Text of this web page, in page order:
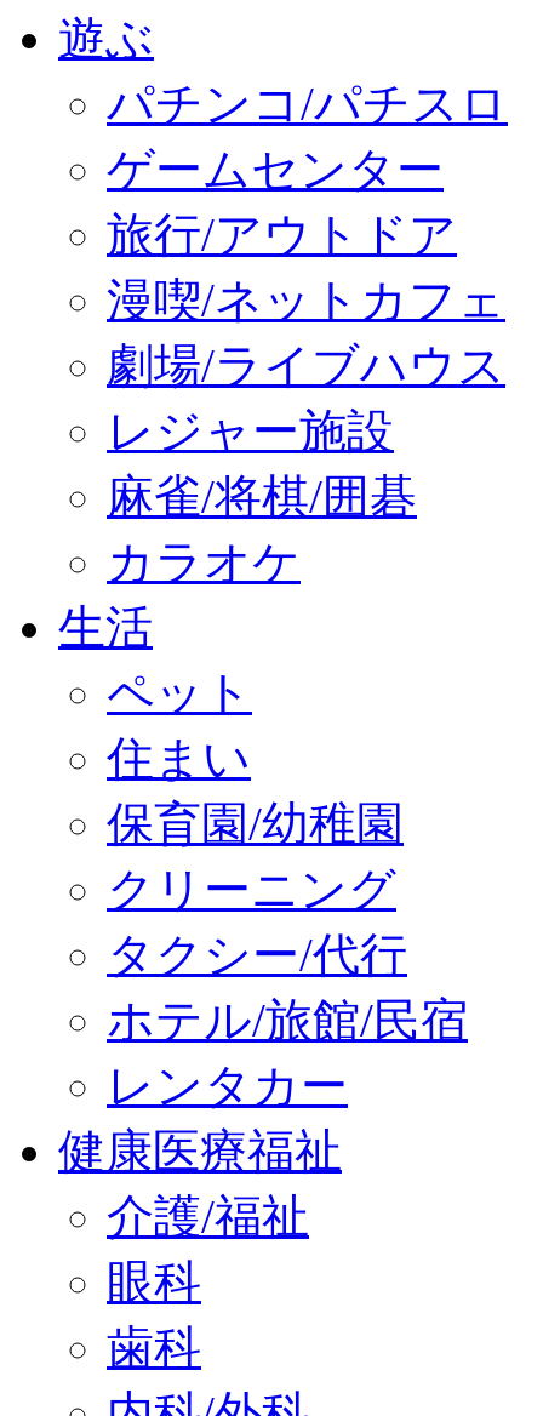
遊ぶ
パチンコ/パチスロ
ゲームセンター
旅行/アウトドア
漫喫/ネットカフェ
劇場/ライブハウス
レジャー施設
麻雀/将棋/囲碁
カラオケ
生活
ペット
住まい
保育園/幼稚園
クリーニング
タクシー/代行
ホテル/旅館/民宿
レンタカー
健康医療福祉
介護/福祉
眼科
歯科